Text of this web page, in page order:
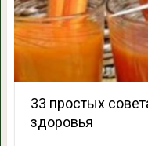
33 простых
здоровья